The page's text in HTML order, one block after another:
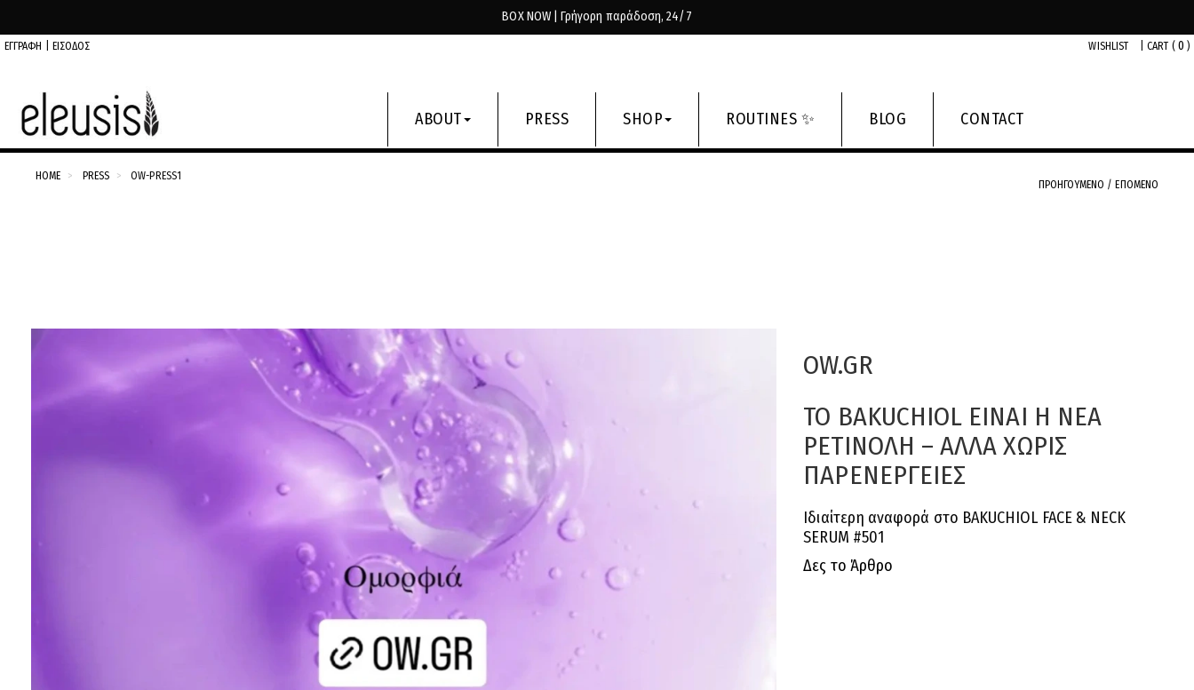
BOX NOW | Γρήγορη παράδοση, 24/7
ΕΓΓΡΑΦΗ ΕΙΣΟΔΟΣ WISHLIST CART ( 0 )
ABOUT PRESS SHOP ROUTINES ✨ BLOG CONTACT
HOME PRESS OW-PRESS1
ΠΡΟΗΓΟΥΜΕΝΟ / ΕΠΟΜΕΝΟ
OW.GR
ΤΟ BAKUCHIOL ΕΙΝΑΙ Η ΝΕΑ
ΡΕΤΙΝΟΛΗ – ΑΛΛΑ ΧΩΡΙΣ
ΠΑΡΕΝΕΡΓΕΙΕΣ
Ιδιαίτερη αναφορά στο BAKUCHIOL FACE & NECK
SERUM #501
Δες το Άρθρο